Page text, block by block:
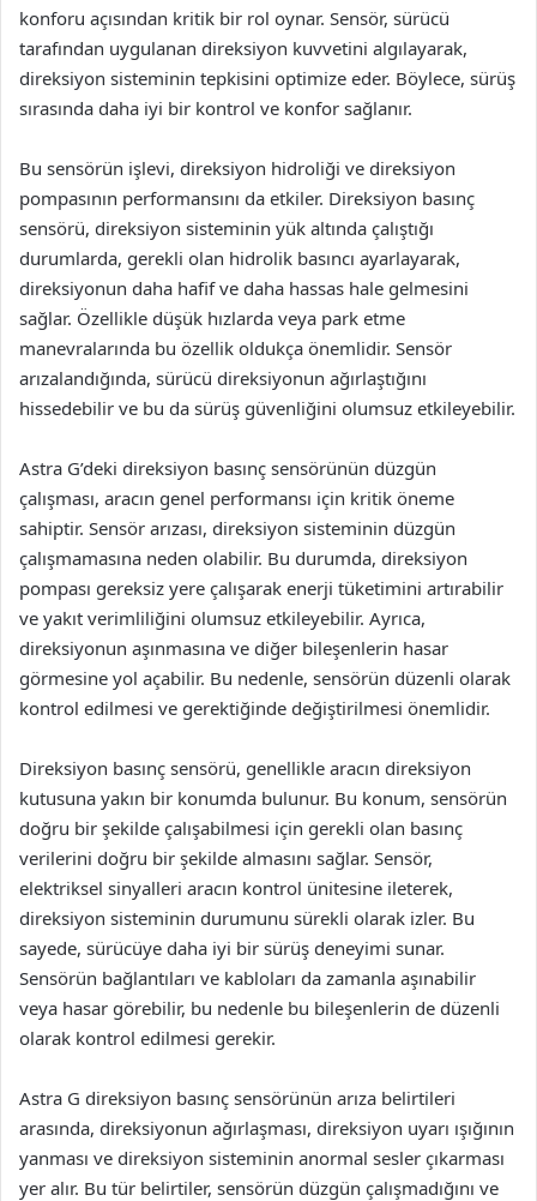
konforu açısından kritik bir rol oynar. Sensör, sürücü
tarafından uygulanan direksiyon kuvvetini algılayarak,
direksiyon sisteminin tepkisini optimize eder. Böylece, sürüş
sırasında daha iyi bir kontrol ve konfor sağlanır.
Bu sensörün işlevi, direksiyon hidroliği ve direksiyon
pompasının performansını da etkiler. Direksiyon basınç
sensörü, direksiyon sisteminin yük altında çalıştığı
durumlarda, gerekli olan hidrolik basıncı ayarlayarak,
direksiyonun daha hafif ve daha hassas hale gelmesini
sağlar. Özellikle düşük hızlarda veya park etme
manevralarında bu özellik oldukça önemlidir. Sensör
arızalandığında, sürücü direksiyonun ağırlaştığını
hissedebilir ve bu da sürüş güvenliğini olumsuz etkileyebilir.
Astra G’deki direksiyon basınç sensörünün düzgün
çalışması, aracın genel performansı için kritik öneme
sahiptir. Sensör arızası, direksiyon sisteminin düzgün
çalışmamasına neden olabilir. Bu durumda, direksiyon
pompası gereksiz yere çalışarak enerji tüketimini artırabilir
ve yakıt verimliliğini olumsuz etkileyebilir. Ayrıca,
direksiyonun aşınmasına ve diğer bileşenlerin hasar
görmesine yol açabilir. Bu nedenle, sensörün düzenli olarak
kontrol edilmesi ve gerektiğinde değiştirilmesi önemlidir.
Direksiyon basınç sensörü, genellikle aracın direksiyon
kutusuna yakın bir konumda bulunur. Bu konum, sensörün
doğru bir şekilde çalışabilmesi için gerekli olan basınç
verilerini doğru bir şekilde almasını sağlar. Sensör,
elektriksel sinyalleri aracın kontrol ünitesine ileterek,
direksiyon sisteminin durumunu sürekli olarak izler. Bu
sayede, sürücüye daha iyi bir sürüş deneyimi sunar.
Sensörün bağlantıları ve kabloları da zamanla aşınabilir
veya hasar görebilir, bu nedenle bu bileşenlerin de düzenli
olarak kontrol edilmesi gerekir.
Astra G direksiyon basınç sensörünün arıza belirtileri
arasında, direksiyonun ağırlaşması, direksiyon uyarı ışığının
yanması ve direksiyon sisteminin anormal sesler çıkarması
yer alır. Bu tür belirtiler, sensörün düzgün çalışmadığını ve